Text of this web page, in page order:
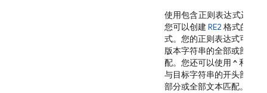
使用包含正则表达式运算
您可以创建 RE2 格式的正
式。您的正则表达式可以与
版本字符串的全部或部分文
配。您还可以使用 ^和
与目标字符串的开头部分、
部分或全部文本匹配。